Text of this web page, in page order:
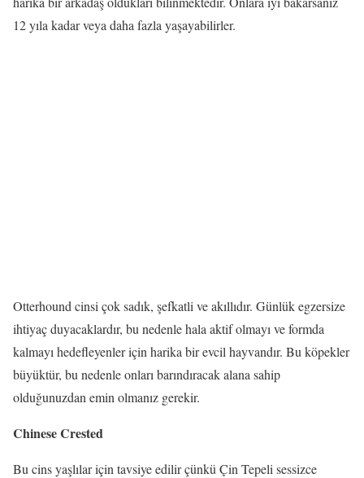
12 yıla kadar veya daha fazla yaşayabilirler.
Otterhound cinsi çok sadık, şefkatli ve akıllıdır. Günlük egzersize
ihtiyaç duyacaklardır, bu nedenle hala aktif olmayı ve formda
kalmayı hedefleyenler için harika bir evcil hayvandır. Bu köpekler
büyüktür, bu nedenle onları barındıracak alana sahip
olduğunuzdan emin olmanız gerekir.
Chinese Crested
Bu cins yaşlılar için tavsiye edilir çünkü Çin Tepeli sessizce